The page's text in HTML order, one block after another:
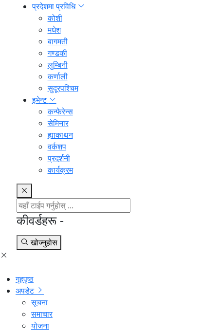
प्रदेशमा प्रविधि
कोशी
मधेश
बागमती
गण्डकी
लुम्बिनी
कर्णाली
सुदूरपश्चिम
इभेन्ट
कन्फेरेन्स
सेमिनार
ह्याकाथन
वर्कशप
प्रदर्शनी
कार्यक्रम
कीवर्डहरू -
खोज्नुहोस
गृहपृष्ठ
अपडेट
सूचना
समाचार
योजना